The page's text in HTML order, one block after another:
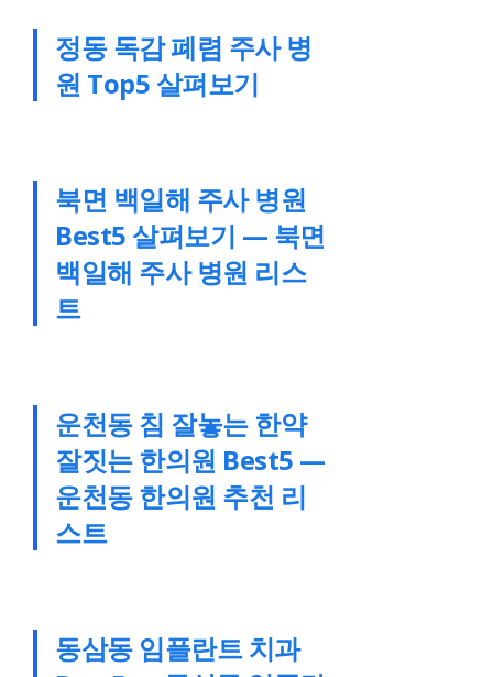
정동 독감 폐렴 주사 병
원 Top5 살펴보기
북면 백일해 주사 병원
Best5 살펴보기 — 북면
백일해 주사 병원 리스
트
운천동 침 잘놓는 한약
잘짓는 한의원 Best5 —
운천동 한의원 추천 리
스트
동삼동 임플란트 치과